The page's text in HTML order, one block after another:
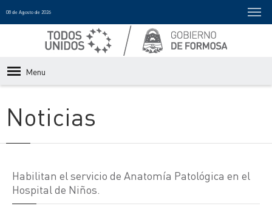
08 de Agosto de 2026
Menu
Noticias
Habilitan el servicio de Anatomía Patológica en el
Hospital de Niños.